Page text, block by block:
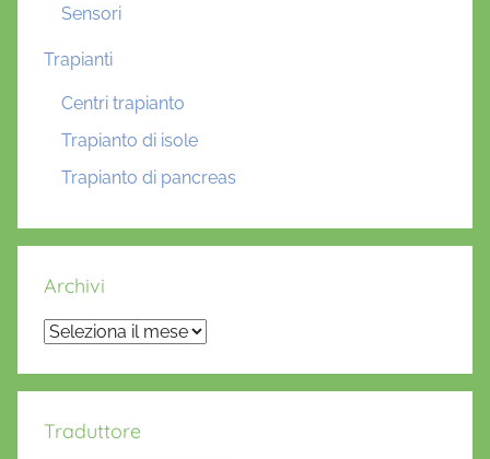
Sensori
Trapianti
Centri trapianto
Trapianto di isole
Trapianto di pancreas
Archivi
Archivi
Traduttore